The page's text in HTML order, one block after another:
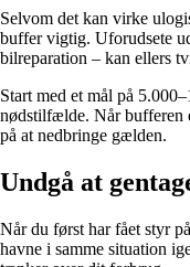
Selvom det kan virke
buffer vigtig. Uforudsete
bilreparation – kan ellers
Start med et mål på
nødstilfælde. Når bufferen
på at nedbringe gælden.
Undgå at
Når du først har fået styr
havne i samme situation